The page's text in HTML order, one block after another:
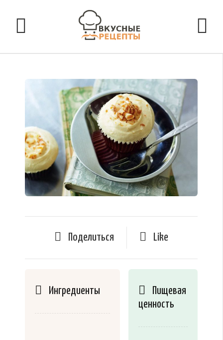
Поделиться Like
Ингредиенты
Пищевая
ценность